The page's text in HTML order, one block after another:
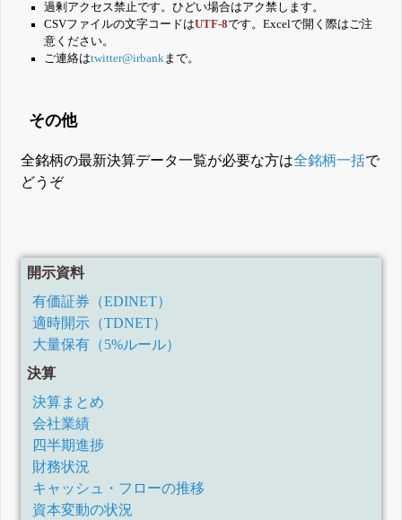
過剰アクセス禁止です。ひどい場合はアク禁します。
CSVファイルの文字コードはUTF-8です。Excelで開く際はご注
意ください。
ご連絡はtwitter@irbankまで。
その他
全銘柄の最新決算データ一覧が必要な方は全銘柄一括で
どうぞ
開示資料
有価証券（EDINET）
適時開示（TDNET）
大量保有（5%ルール）
決算
決算まとめ
会社業績
四半期進捗
財務状況
キャッシュ・フローの推移
資本変動の状況